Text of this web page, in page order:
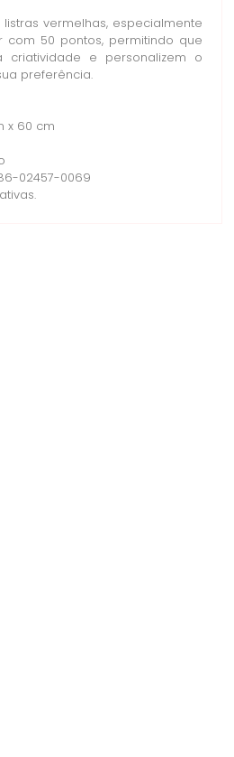
vermelhas, especialmente
50 pontos, permitindo que
e personalizem o
preferência.
x 60 cm
02457-0069